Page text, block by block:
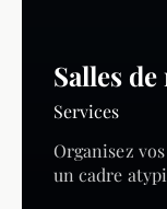
Salles
Services
Organisez
un cadre